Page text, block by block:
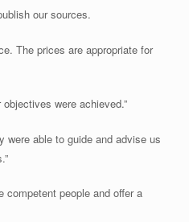
our sources.
The prices are appropriate for
were achieved.”
were able to guide and advise us
competent people and offer a